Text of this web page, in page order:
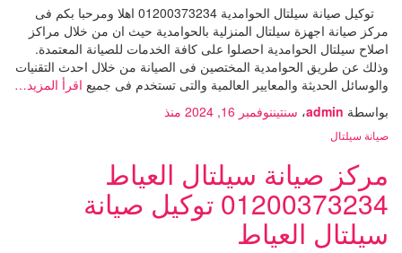
توكيل صيانة سيلتال الحوامدية 01200373234 اهلا ومرحبا بكم فى
مركز صيانة اجهزة سيلتال المنزلية بالحوامدية حيث ان من خلال مراكز
اصلاح سيلتال الحوامدية احصلوا على كافة الخدمات للصيانة المعتمدة.
وذلك عن طريق الحوامدية المختصين فى الصيانة من خلال احدث التقنيات
والوسائل الحديثة والمعايير العالمية والتى تستخدم فى جميع اقرأ المزيد…
بواسطة admin، سنتيننوفمبر 16, 2024 منذ
صيانة سيلتال
مركز صيانة سيلتال العياط
01200373234 توكيل صيانة
سيلتال العياط